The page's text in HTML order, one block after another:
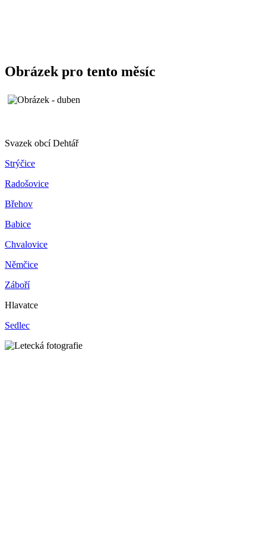
Obrázek pro tento měsíc
Svazek obcí Dehtář
Strýčice
Radošovice
Břehov
Babice
Chvalovice
Němčice
Záboří
Hlavatce
Sedlec